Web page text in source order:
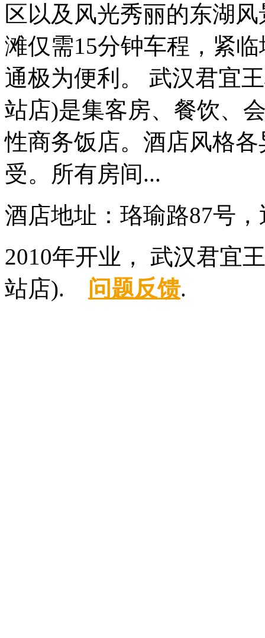
区以及风光秀丽的东湖
滩仅需15分钟车程，紧
通极为便利。 武汉君宜
站店)是集客房、餐饮、
性商务饭店。酒店风格
受。所有房间...
酒店地址：珞瑜路87号
2010年开业， 武汉君宜
站店). 问题反馈.